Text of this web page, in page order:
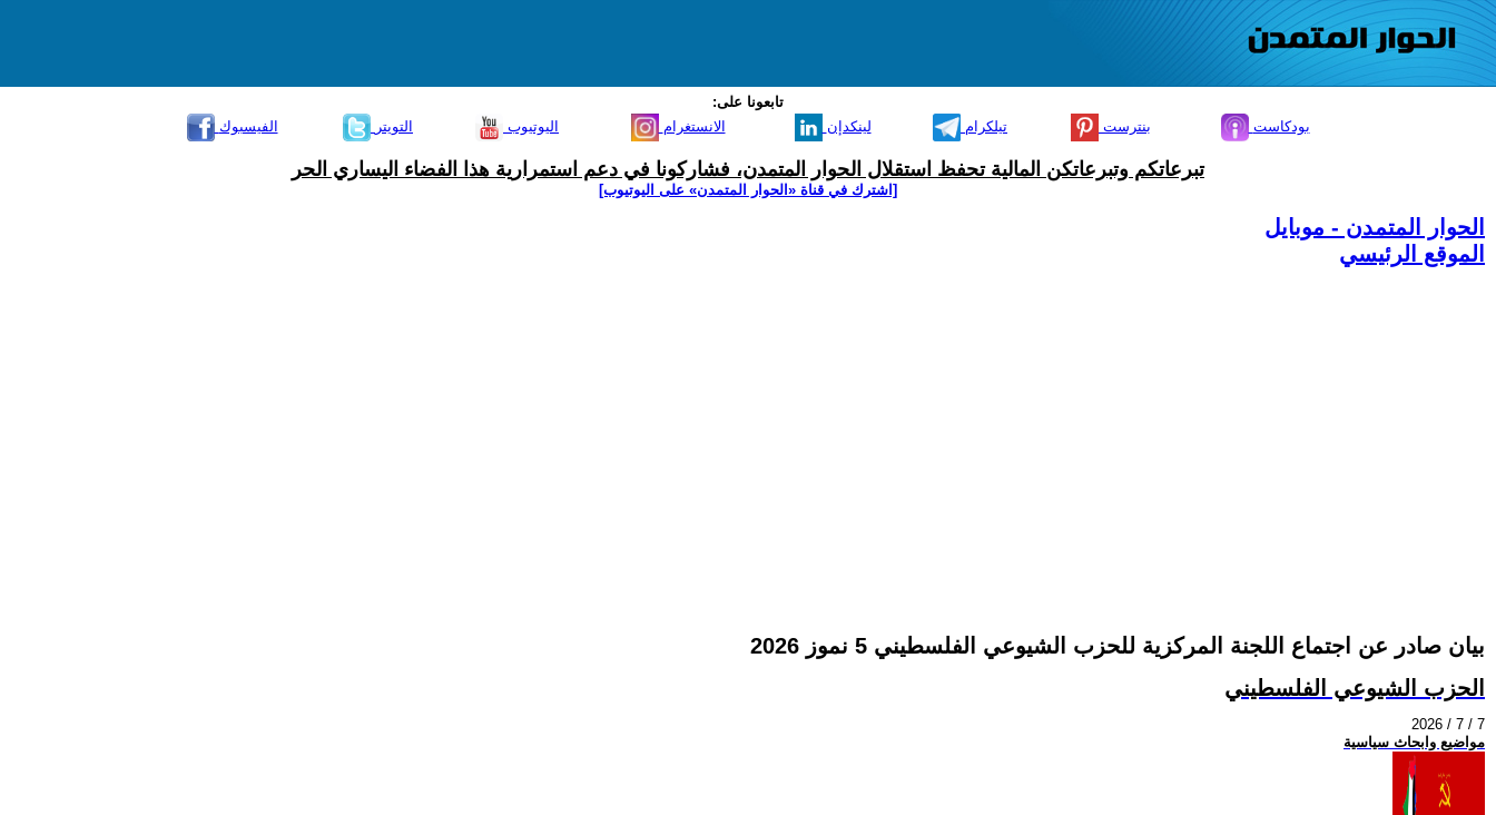
تابعونا على:
الفيسبوك
التويتر اليوتيوب الانستغرام لينكدإن تيلكرام بنترست بودكاست
تبرعاتكم وتبرعاتكن المالية تحفظ استقلال الحوار المتمدن، فشاركونا في دعم استمرارية هذا الفضاء اليساري الحر
[اشترك في قناة ‫«الحوار المتمدن» على اليوتيوب]
الحوار المتمدن - موبايل
الموقع الرئيسي
بيان صادر عن اجتماع اللجنة المركزية للحزب الشيوعي الفلسطيني 5 نموز 2026
الحزب الشيوعي الفلسطيني
2026 / 7 / 7
مواضيع وابحاث سياسية